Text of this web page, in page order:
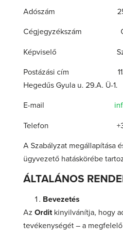
Adószám
Cégjegyzékszám Cg.
Képviselő
Postázási cím 1136
Hegedűs Gyula u. 29.A. Ü-1.
E-mail
Telefon +36 70
A Szabályzat megállapítása
ügyvezető hatáskörébe
ÁLTALÁNOS
Bevezetés
Az Orditkinyilvánítja, hogy
tevékenységét – a